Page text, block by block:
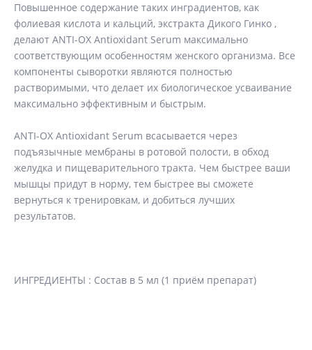
Повышенное содержание таких инградиентов, как
фолиевая кислота и кальций, экстракта Дикого Гинко ,
делают ANTI-OX Antioxidant Serum максимально
соответствующим особенностям женского организма. Все
компоненты сыворотки являются полностью
растворимыми, что делает их биологическое усваивание
максимально эффективным и быстрым.
ANTI-OX Antioxidant Serum всасывается через
подъязычные мембраны в ротовой полости, в обход
желудка и пищеварительного тракта. Чем быстрее ваши
мышцы придут в норму, тем быстрее вы сможете
вернуться к тренировкам, и добиться лучших
результатов.
ИНГРЕДИЕНТЫ : Состав в 5 мл (1 приём препарат)